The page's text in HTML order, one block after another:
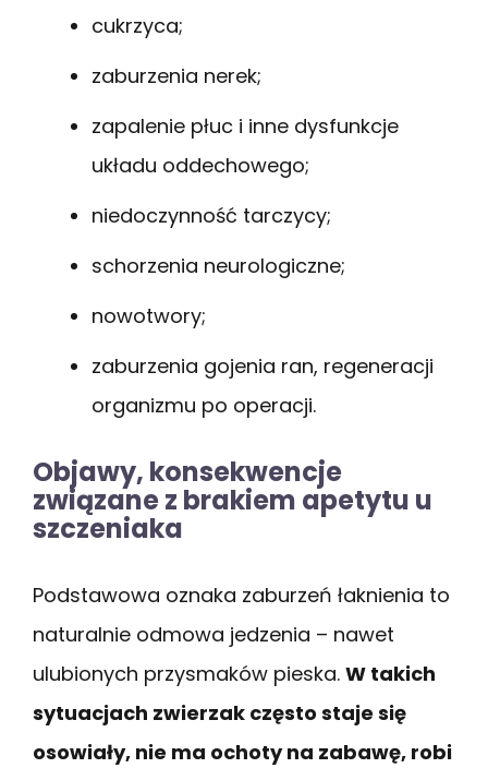
cukrzyca;
zaburzenia nerek;
zapalenie płuc i inne dysfunkcje
układu oddechowego;
niedoczynność tarczycy;
schorzenia neurologiczne;
nowotwory;
zaburzenia gojenia ran, regeneracji
organizmu po operacji.
Objawy, konsekwencje
związane z brakiem apetytu u
szczeniaka
Podstawowa oznaka zaburzeń łaknienia to
naturalnie odmowa jedzenia – nawet
ulubionych przysmaków pieska. W takich
sytuacjach zwierzak często staje się
osowiały, nie ma ochoty na zabawę, robi